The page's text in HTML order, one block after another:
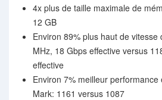
4x plus de taille maximale de
12 GB
Environ 89% plus haut de vitesse
MHz, 18 Gbps effective versus
effective
Environ 7% meilleur
Mark: 1161 versus 1087